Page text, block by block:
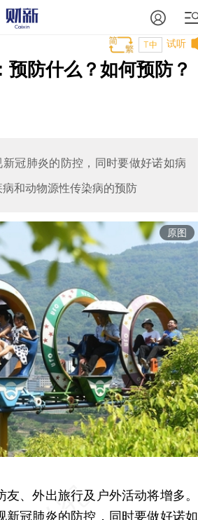
试听
T中
防什么？如何预防？
冠肺炎的防控，同时要做好诺如病
和动物源性传染病的预防
原图
、外出旅行及户外活动将增多。
新冠肺炎的防控，同时要做好诺如